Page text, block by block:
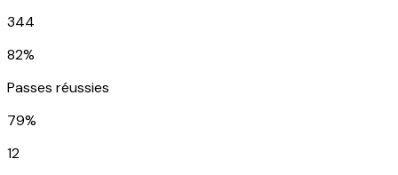
344
82%
Passes réussies
79%
12